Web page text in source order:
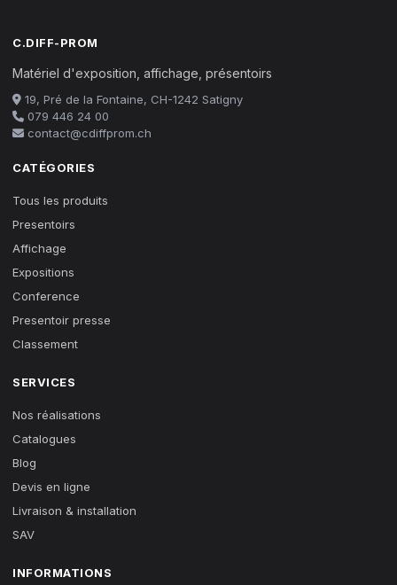
C.DIFF-PROM
Matériel d'exposition, affichage, présentoirs
19, Pré de la Fontaine, CH-1242 Satigny
079 446 24 00
contact@cdiffprom.ch
CATÉGORIES
Tous les produits
Presentoirs
Affichage
Expositions
Conference
Presentoir presse
Classement
SERVICES
Nos réalisations
Catalogues
Blog
Devis en ligne
Livraison & installation
SAV
INFORMATIONS